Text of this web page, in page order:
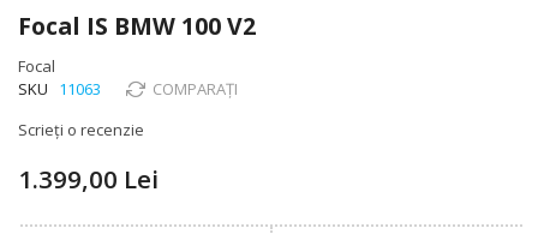
to
the
beginning
of
images
Focal IS BMW 100 V2
Focal
SKU
11063
COMPARAȚI
Scrieți o recenzie
1.399,00 Lei